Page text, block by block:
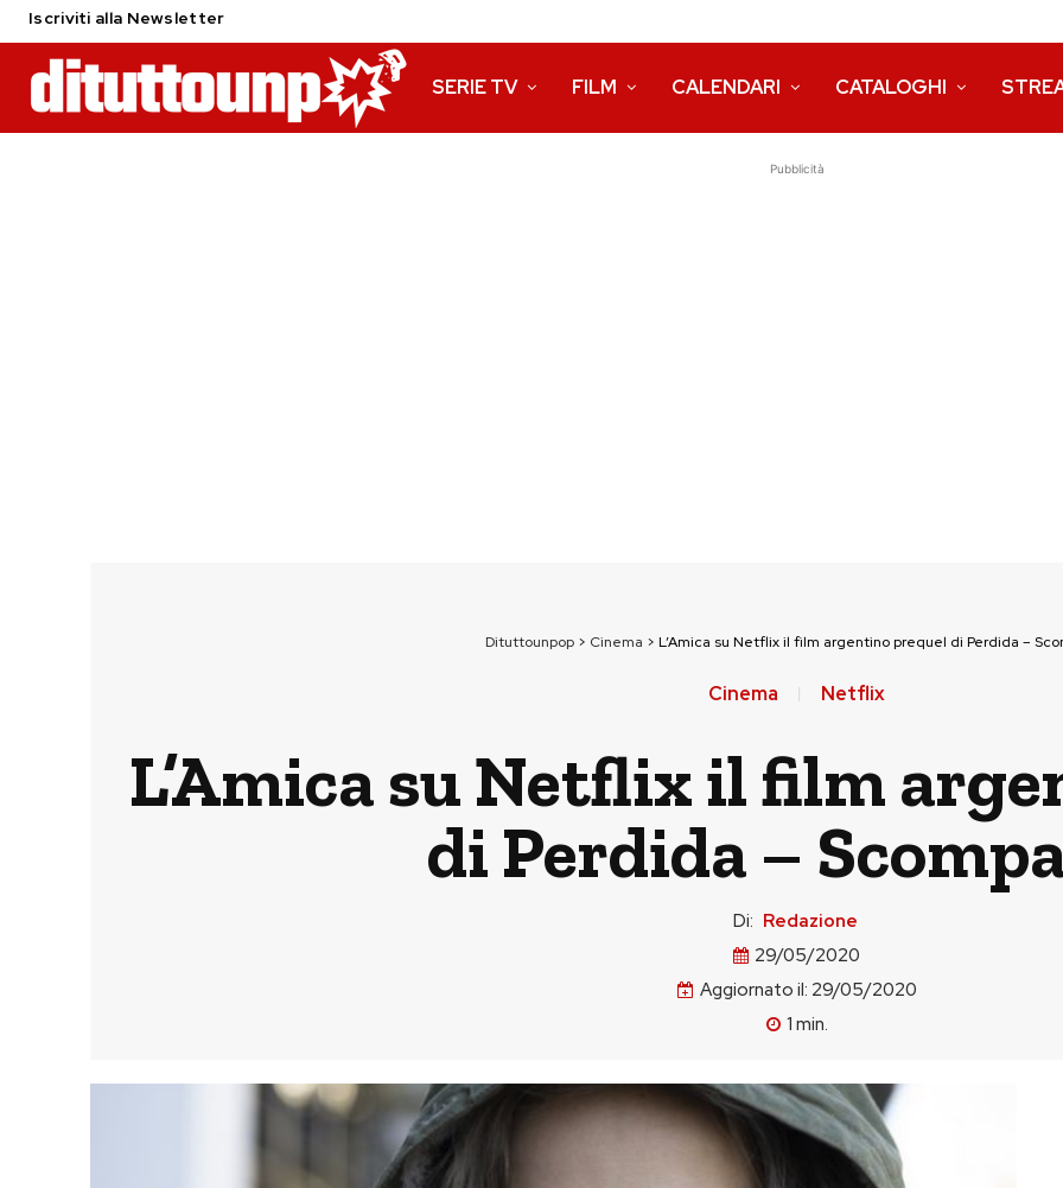
Iscriviti alla Newsletter
SERIE TV FILM CALENDARI CATALOGHI
Pubblicità
Dituttounpop> Cinema > L’Amica su Netflix il film argentino prequel di Perdida –
Cinema Netflix
L’Amica su Netflix il film
di Perdida –
Di: Redazione
29/05/2020
Aggiornato il: 29/05/2020
1 min.